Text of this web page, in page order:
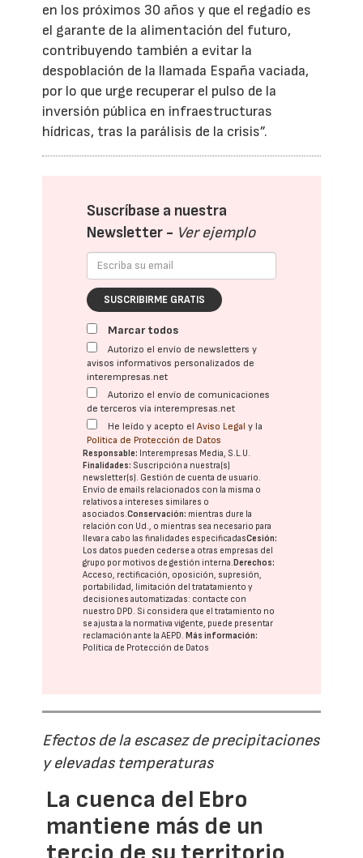
en los próximos 30 años y que el regadío es
el garante de la alimentación del futuro,
contribuyendo también a evitar la
despoblación de la llamada España vaciada,
por lo que urge recuperar el pulso de la
inversión pública en infraestructuras
hídricas, tras la parálisis de la crisis”.
Suscríbase a nuestra
Newsletter - Ver ejemplo
SUSCRIBIRME GRATIS
Marcar todos
Autorizo el envío de newsletters y
avisos informativos personalizados de
interempresas.net
Autorizo el envío de comunicaciones
de terceros vía interempresas.net
He leído y acepto elAviso Legal y la
Política de Protección de Datos
Responsable: Interempresas Media, S.L.U.
Finalidades: Suscripción a nuestra(s)
newsletter(s). Gestión de cuenta de usuario.
Envío de emails relacionados con la misma o
relativos a intereses similares o
asociados.Conservación: mientras dure la
relación con Ud., o mientras sea necesario para
llevar a cabo las finalidades especificadasCesión:
Los datos pueden cederse a otras empresas del
grupo por motivos de gestión interna.Derechos:
Acceso, rectificación, oposición, supresión,
portabilidad, limitación del tratatamiento y
decisiones automatizadas: contacte con
nuestro DPD. Si considera que el tratamiento no
se ajusta a la normativa vigente, puede presentar
reclamación ante laAEPD.Más información:
Política de Protección de Datos
Efectos de la escasez de precipitaciones
y elevadas temperaturas
La cuenca del Ebro
mantiene más de un